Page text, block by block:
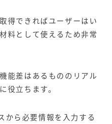
得できればユーザーはい
料として使えるため非常
能差はあるもののリアル
役立ちます。
から必要情報を入力する